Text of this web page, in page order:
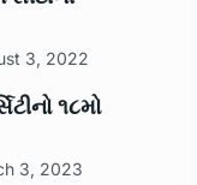
3, 2022
૧૮મો
3, 2023